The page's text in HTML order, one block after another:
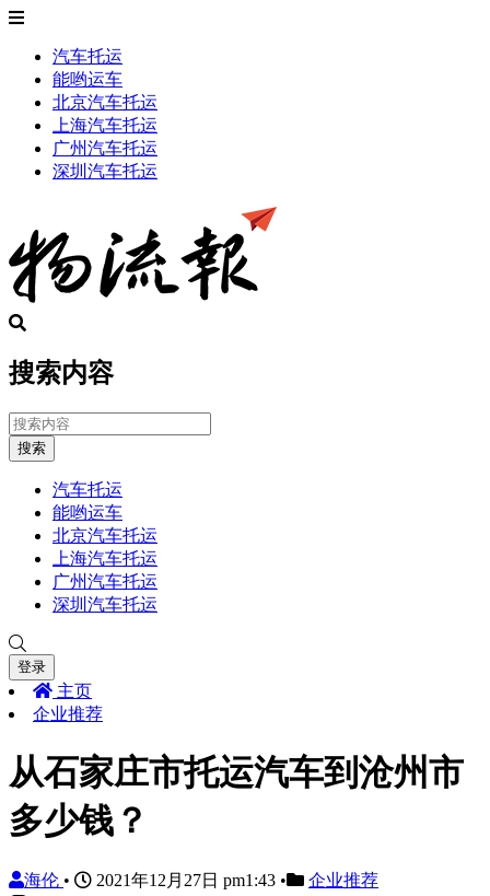
汽车托运
能哟运车
北京汽车托运
上海汽车托运
广州汽车托运
深圳汽车托运
搜索内容
搜索
汽车托运
能哟运车
北京汽车托运
上海汽车托运
广州汽车托运
深圳汽车托运
登录
主页
企业推荐
从石家庄市托运汽车到沧州市
多少钱？
海伦 • 2021年12月27日 pm1:43 • 企业推荐